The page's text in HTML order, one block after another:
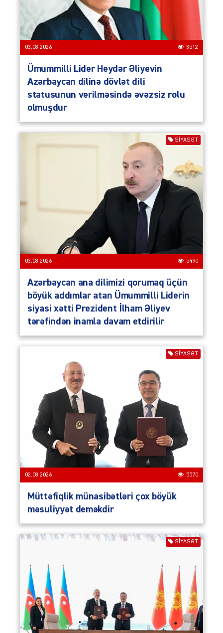
03.08.2026 3512
Ümummilli Lider Heydər Əliyevin
Azərbaycan dilinə dövlət dili
statusunun verilməsində əvəzsiz rolu
olmuşdur
SIYASƏT
03.08.2026 5490
Azərbaycan ana dilimizi qorumaq üçün
böyük addımlar atan Ümummilli Liderin
siyasi xətti Prezident İlham Əliyev
tərəfindən inamla davam etdirilir
SIYASƏT
02.08.2026 5570
Müttəfiqlik münasibətləri çox böyük
məsuliyyət deməkdir
SIYASƏT